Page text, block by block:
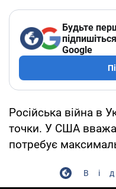
Будьте
Google
Російська війна в
точки. У США
потребує